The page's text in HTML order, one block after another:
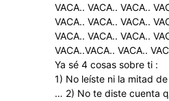
VACA.. VACA.. VACA..
VACA.. VACA.. VACA..
VACA.. VACA.. VACA..
VACA..VACA.. VACA..
Ya sé 4 cosas sobre ti :
1) No leíste ni la mitad de
… 2) No te diste cuenta